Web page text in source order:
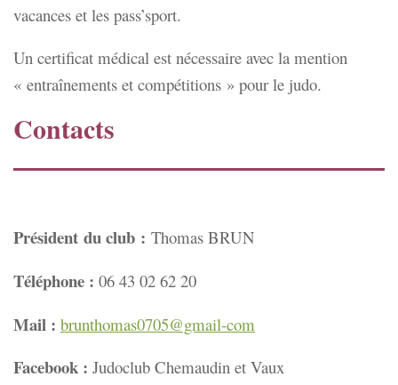
vacances et les pass’sport.
Un certificat médical est nécessaire avec la mention
« entraînements et compétitions » pour le judo.
Contacts
Président du club : Thomas BRUN
Téléphone : 06 43 02 62 20
Mail : brunthomas0705@gmail-com
Facebook : Judoclub Chemaudin et Vaux